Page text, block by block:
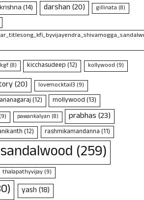
(14) darshan(20) gillinata (8)
kgf(8) kicchasudeep(12) kollywood (9)
(20) lovemocktail3 (9)
(12) mollywood(13)
(9) pawankalyan (8) prabhas(23)
(12) rashmikamandanna(11)
sandalwood (259)
thalapathyvijay(9)
yash(18)